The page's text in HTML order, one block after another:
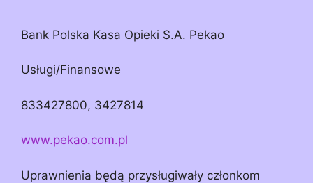
Bank Polska Kasa Opieki S.A. Pekao
Usługi/Finansowe
833427800, 3427814
www.pekao.com.pl
Uprawnienia będą przysługiwały członkom